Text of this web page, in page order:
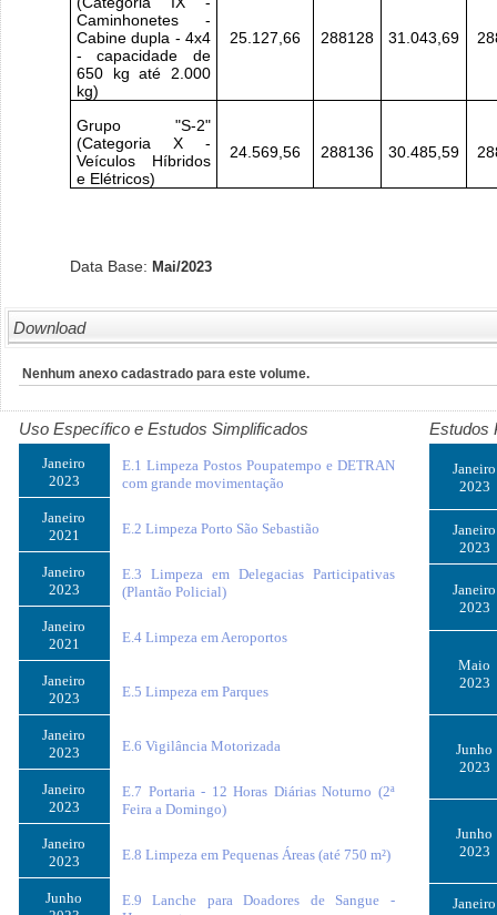
Caminhonetes -
Cabine dupla - 4x4
- capacidade de
650 kg até 2.000
kg)
25.127,66 288128 31.043,69
Grupo "S-2"
(Categoria X -
Veículos Híbridos
e Elétricos)
24.569,56 288136 30.485,59
Data Base: Mai/2023
Download
Nenhum anexo cadastrado para este volume.
Uso Específico e Estudos Simplificados Estudos
Janeiro
2023
E.1 Limpeza Postos Poupatempo e DETRAN
com grande movimentação
Janeiro
2021
E.2 Limpeza Porto São Sebastião
Janeiro
2023
E.3 Limpeza em Delegacias Participativas
(Plantão Policial)
Janeiro
2021
E.4 Limpeza em Aeroportos
Janeiro
2023
E.5 Limpeza em Parques
Janeiro
2023
E.6 Vigilância Motorizada
Janeiro
2023
E.7 Portaria - 12 Horas Diárias Noturno (2ª
Feira a Domingo)
Janeiro
2023
E.8 Limpeza em Pequenas Áreas (até 750 m²)
Junho
E.9 Lanche para Doadores de Sangue -
Janeiro
2023
Janeiro
2023
Janeiro
2023
Maio
2023
Junho
2023
Junho
2023
Janeiro